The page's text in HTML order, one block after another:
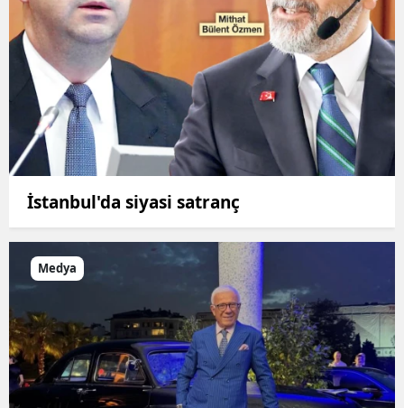
İstanbul'da siyasi satranç
Medya